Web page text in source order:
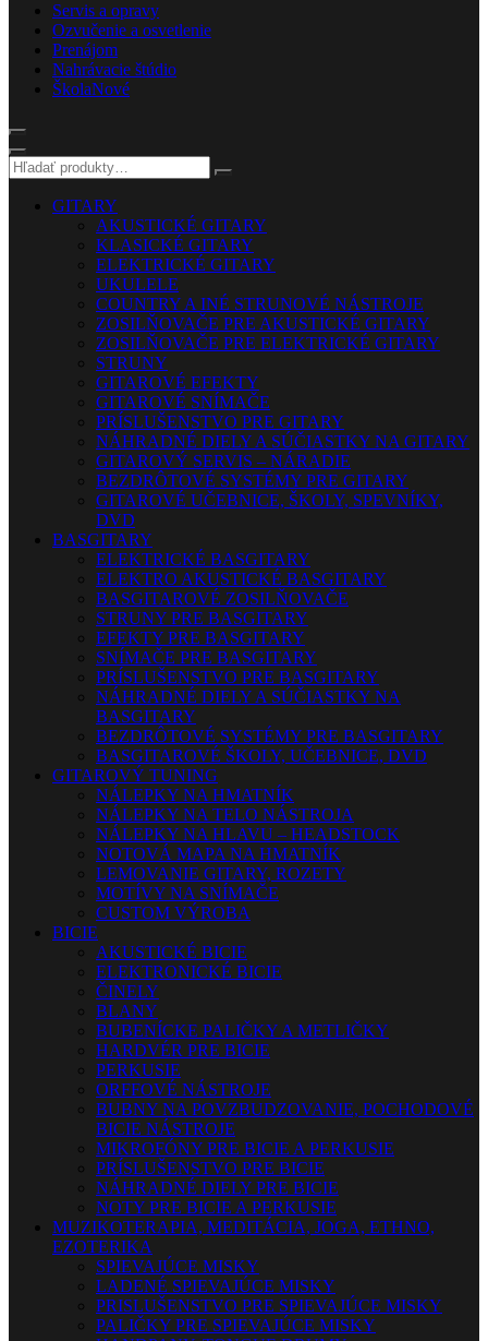
Servis a opravy
Ozvučenie a osvetlenie
Prenájom
Nahrávacie štúdio
ŠkolaNové
GITARY
AKUSTICKÉ GITARY
KLASICKÉ GITARY
ELEKTRICKÉ GITARY
UKULELE
COUNTRY A INÉ STRUNOVÉ NÁSTROJE
ZOSILŇOVAČE PRE AKUSTICKÉ GITARY
ZOSILŇOVAČE PRE ELEKTRICKÉ GITARY
STRUNY
GITAROVÉ EFEKTY
GITAROVÉ SNÍMAČE
PRÍSLUŠENSTVO PRE GITARY
NÁHRADNÉ DIELY A SÚČIASTKY NA GITARY
GITAROVÝ SERVIS – NÁRADIE
BEZDRÔTOVÉ SYSTÉMY PRE GITARY
GITAROVÉ UČEBNICE, ŠKOLY, SPEVNÍKY,
DVD
BASGITARY
ELEKTRICKÉ BASGITARY
ELEKTRO AKUSTICKÉ BASGITARY
BASGITAROVÉ ZOSILŇOVAČE
STRUNY PRE BASGITARY
EFEKTY PRE BASGITARY
SNÍMAČE PRE BASGITARY
PRÍSLUŠENSTVO PRE BASGITARY
NÁHRADNÉ DIELY A SÚČIASTKY NA
BASGITARY
BEZDRÔTOVÉ SYSTÉMY PRE BASGITARY
BASGITAROVÉ ŠKOLY, UČEBNICE, DVD
GITAROVÝ TUNING
NÁLEPKY NA HMATNÍK
NÁLEPKY NA TELO NÁSTROJA
NÁLEPKY NA HLAVU – HEADSTOCK
NOTOVÁ MAPA NA HMATNÍK
LEMOVANIE GITARY, ROZETY
MOTÍVY NA SNÍMAČE
CUSTOM VÝROBA
BICIE
AKUSTICKÉ BICIE
ELEKTRONICKÉ BICIE
ČINELY
BLANY
BUBENÍCKE PALIČKY A METLIČKY
HARDVÉR PRE BICIE
PERKUSIE
ORFFOVÉ NÁSTROJE
BUBNY NA POVZBUDZOVANIE, POCHODOVÉ
BICIE NÁSTROJE
MIKROFÓNY PRE BICIE A PERKUSIE
PRÍSLUŠENSTVO PRE BICIE
NÁHRADNÉ DIELY PRE BICIE
NOTY PRE BICIE A PERKUSIE
MUZIKOTERAPIA, MEDITÁCIA, JOGA, ETHNO,
EZOTERIKA
SPIEVAJÚCE MISKY
LADENÉ SPIEVAJÚCE MISKY
PRISLUŠENSTVO PRE SPIEVAJÚCE MISKY
PALIČKY PRE SPIEVAJÚCE MISKY